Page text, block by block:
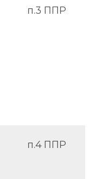
п.3 ППР
п.4 ППР